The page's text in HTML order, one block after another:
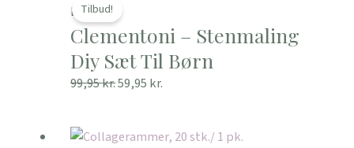
Tilbud!
DIY
Clementoni – Stenmaling
Diy Sæt Til Børn
99,95kr.
pris
var:
99,95 kr..
59,95 kr.
pris
er:
59,95 kr..